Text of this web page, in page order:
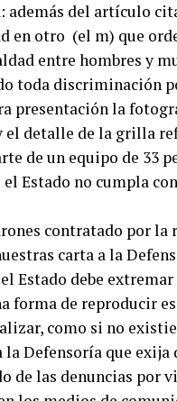
además del artículo
en otro (el m) que
entre hombres y
toda discriminación
presentación la
el detalle de la grilla
de un equipo de 33
el Estado no cumpla
contratado por
carta a la
Estado debe
forma de reproducir
como si no
Defensoría que
de las denuncias por